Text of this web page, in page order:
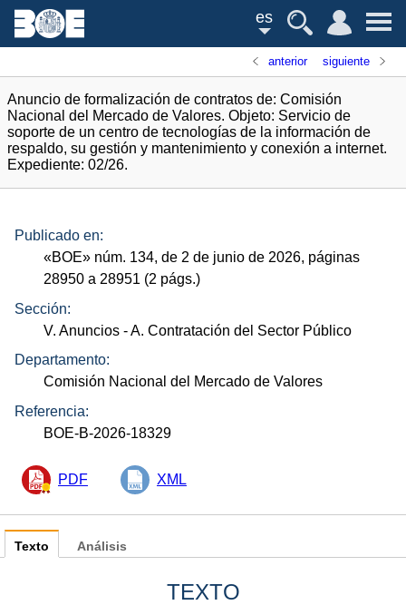
es
anterior siguiente
Anuncio de formalización de contratos de: Comisión
Nacional del Mercado de Valores. Objeto: Servicio de
soporte de un centro de tecnologías de la información de
respaldo, su gestión y mantenimiento y conexión a internet.
Expediente: 02/26.
Publicado en:
«BOE» núm. 134, de 2 de junio de 2026, páginas
28950 a 28951 (2 págs.)
Sección:
V. Anuncios - A. Contratación del Sector Público
Departamento:
Comisión Nacional del Mercado de Valores
Referencia:
BOE-B-2026-18329
PDF XML
Texto
TEXTO
Análisis